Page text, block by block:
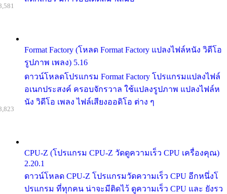
Format Factory (โหลด Format Factory แปลงไฟล์หนัง วิดีโอ
รูปภาพ เพลง) 5.16
ดาวน์โหลดโปรแกรม Format Factory โปรแกรมแปลงไฟล์
อเนกประสงค์ ครอบจักรวาล ใช้แปลงรูปภาพ แปลงไฟล์ห
นัง วิดีโอ เพลง ไฟล์เสียงออดิโอ ต่าง ๆ
CPU-Z (โปรแกรม CPU-Z วัดดูความเร็ว CPU เครื่องคุณ)
2.20.1
ดาวน์โหลด CPU-Z โปรแกรมวัดความเร็ว CPU อีกหนึ่งโ
ปรแกรม ที่ทุกคน น่าจะมีติดไว้ ดูความเร็ว CPU และ ยังรว